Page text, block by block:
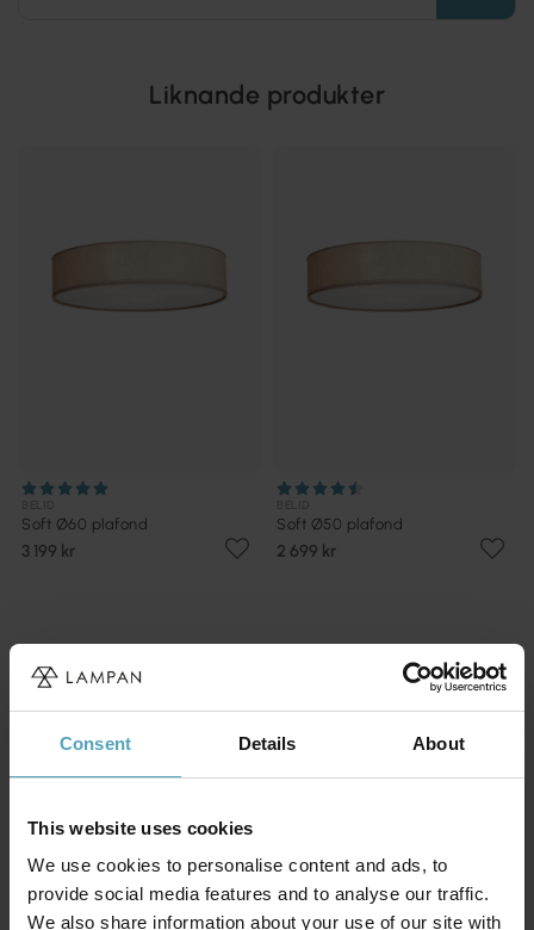
Consent Details About
This website uses cookies
We use cookies to personalise content and ads, to
provide social media features and to analyse our traffic.
We also share information about your use of our site with
Liknande produkter
Soft Ø60 plafond
3 199 kr
Soft Ø50 plafond
2 699 kr
PRISMATCH